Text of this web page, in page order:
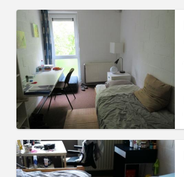
Infos Pratiques
Loyer:420 €
Charges:80 €
Durée:12 mois
Domiciliation: Non